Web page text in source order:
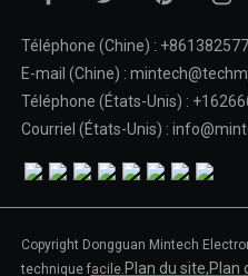
Téléphone (Chine) :
E-mail (Chine) :
Téléphone (États-Unis) :
Courriel (États-Unis) :
Copyright Dongguan Mintech
technique facile. Plan du site,Plan